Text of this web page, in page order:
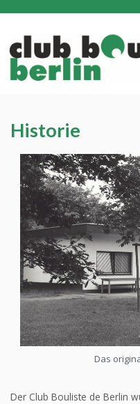
Historie
Das
Der Club Bouliste de Berlin